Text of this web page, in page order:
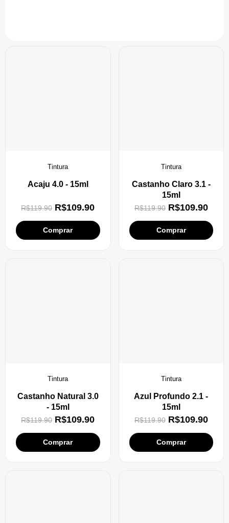
Tintura
Acaju 4.0 - 15ml
R$119.90 R$109.90
Comprar
Tintura
Castanho Claro 3.1 -
15ml
R$119.90 R$109.90
Comprar
Tintura
Castanho Natural 3.0
- 15ml
R$119.90 R$109.90
Comprar
Tintura
Azul Profundo 2.1 -
15ml
R$119.90 R$109.90
Comprar